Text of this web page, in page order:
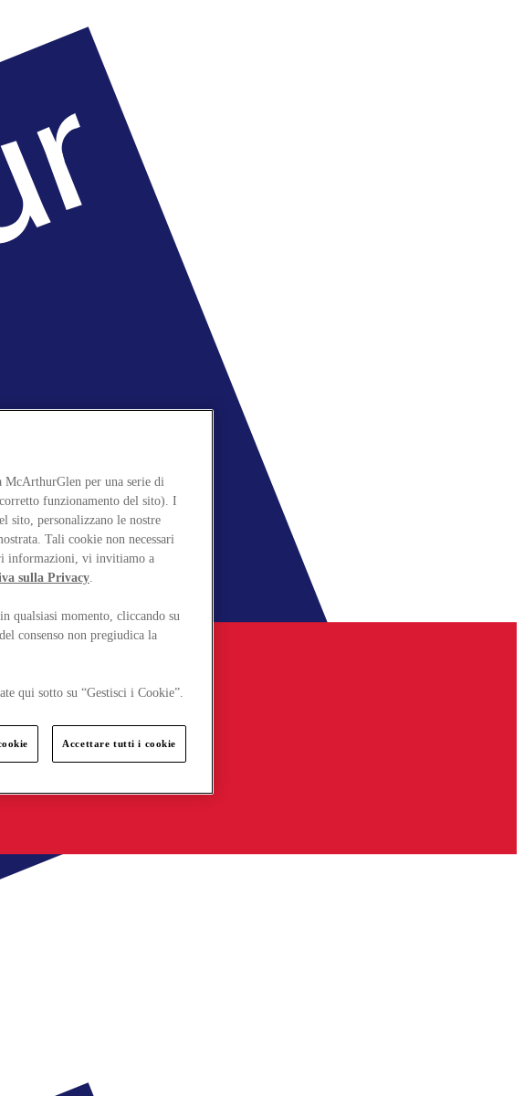
McArthurGlen per una serie di
funzionamento del sito). I
sito, personalizzano le nostre
Tali cookie non necessari
informazioni, vi invitiamo a
sulla Privacy.
qualsiasi momento, cliccando su
consenso non pregiudica la
qui sotto su “Gestisci i Cookie”.
Accettare tutti i cookie